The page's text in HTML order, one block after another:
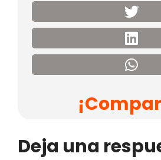
Deja una